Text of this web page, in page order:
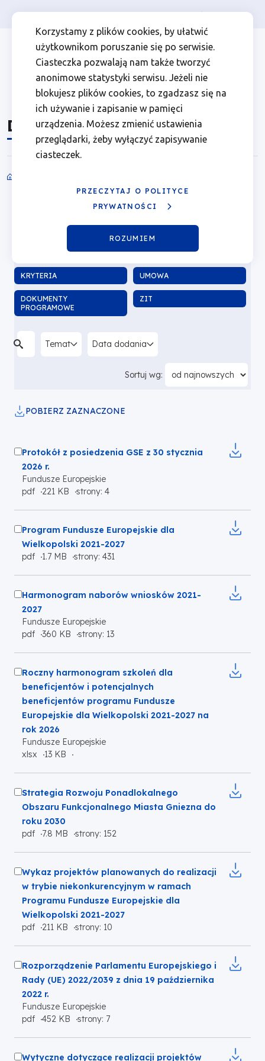
Korzystamy z plików cookies, by ułatwić
użytkownikom poruszanie się po serwisie.
Ciasteczka pozwalają nam także tworzyć
anonimowe statystyki serwisu. Jeżeli nie
blokujesz plików cookies, to zgadzasz się na
ich używanie i zapisanie w pamięci
urządzenia. Możesz zmienić ustawienia
przeglądarki, żeby wyłączyć zapisywanie
ciasteczek.
PRZECZYTAJ O POLITYCE
PRYWATNOŚCI
ROZUMIEM
Dokumenty
Fundusze
Europejskie
dla
Wielkopolski
Przejdź
głównej
nawigacji
Przejdź
wyszukiwarki
Przejdź
zawartości
strony
Przejdź
stopki
Menu
Header
Top
Osoba prywatna Firma
Menu
top
left
Dokumenty
USZCZEGÓŁOWIENIE
ROZPORZĄDZENIE
HARMONOGRAM
KRYTERIA UMOWA
DOKUMENTY
PROGRAMOWE
ZIT
Temat Data dodania
Sortuj wg:
POBIERZ ZAZNACZONE
Zaznacz
plik
do
pobrania
Protokół z posiedzenia GSE z 30 stycznia
2026 r.
Fundusze Europejskie
Otworzy
nowej
karcie
pdf 221 KB strony: 4
Zaznacz
plik
do
pobrania
Program Fundusze Europejskie dla
Wielkopolski 2021-2027
Otworzy
nowej
karcie
pdf 1.7 MB strony: 431
Zaznacz
plik
do
pobrania
Harmonogram naborów wniosków 2021-
2027
Fundusze Europejskie
Otworzy
nowej
karcie
pdf 360 KB strony: 13
Zaznacz
plik
do
pobrania
Roczny harmonogram szkoleń dla
beneficjentów i potencjalnych
beneficjentów programu Fundusze
Europejskie dla Wielkopolski 2021-2027 na
rok 2026
Fundusze Europejskie
Otworzy
nowej
karcie
xlsx 13 KB
Zaznacz
plik
do
pobrania
Strategia Rozwoju Ponadlokalnego
Obszaru Funkcjonalnego Miasta Gniezna do
roku 2030
Otworzy
nowej
karcie
pdf 7.8 MB strony: 152
Zaznacz
plik
do
pobrania
Wykaz projektów planowanych do realizacji
w trybie niekonkurencyjnym w ramach
Programu Fundusze Europejskie dla
Wielkopolski 2021-2027
Otworzy
nowej
karcie
pdf 211 KB strony: 10
Zaznacz
plik
do
pobrania
Rozporządzenie Parlamentu Europejskiego i
Rady (UE) 2022/2039 z dnia 19 października
2022 r.
Fundusze Europejskie
Otworzy
nowej
pdf 452 KB strony: 7
Zaznacz
Wytyczne dotyczące realizacji projektów